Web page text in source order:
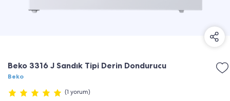
Beko 3316 J Sandık Tipi Derin Dondurucu
Beko
(1 yorum)